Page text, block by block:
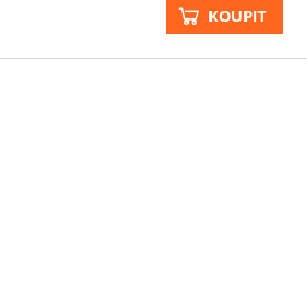
KOUPIT